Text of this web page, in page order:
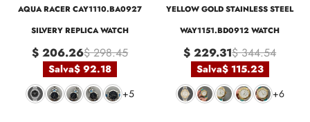
AQUA RACER CAY1110.BA0927
SILVERY REPLICA WATCH
$ 206.26$ 298.45
Salva$ 92.18
+5
YELLOW GOLD STAINLESS STEEL
WAY1151.BD0912 WATCH
$ 229.31$ 344.54
Salva$ 115.23
+6